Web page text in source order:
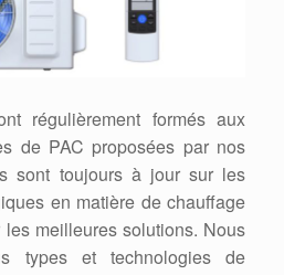
régulièrement formés aux
de PAC proposées par nos
sont toujours à jour sur les
en matière de chauffage
meilleures solutions. Nous
types et technologies de